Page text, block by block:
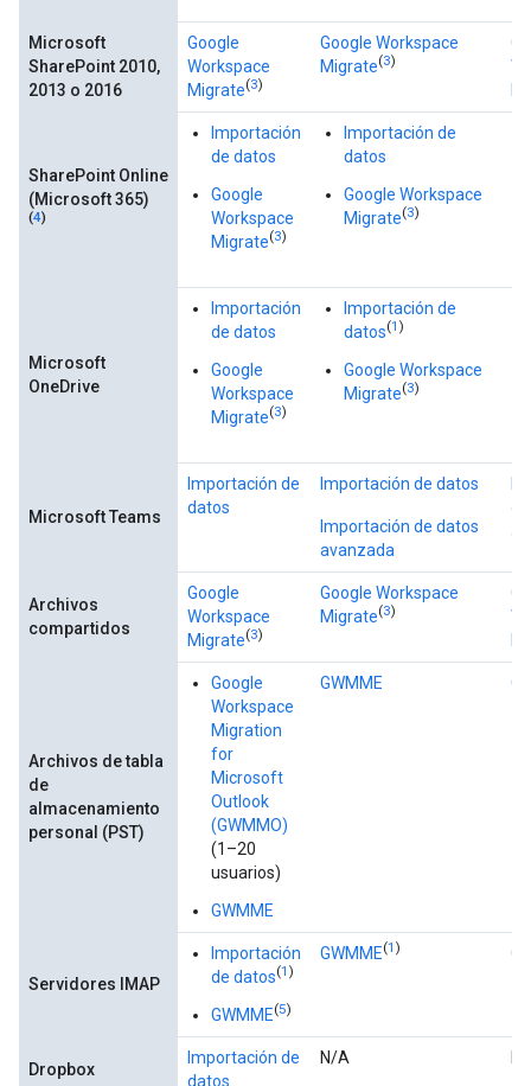
Microsoft
SharePoint 2010,
2013 o 2016
Google
Workspace
Migrate(3)
Google Workspace
Migrate(3)
SharePoint Online
(Microsoft 365)
(4)
Importación
de datos
Google
Workspace
Migrate(3)
Importación de
datos
Google Workspace
Migrate(3)
Microsoft
OneDrive
Importación
de datos
Google
Workspace
Migrate(3)
Importación de
datos(1 )
Google Workspace
Migrate(3)
Microsoft Teams
Importación de
datos
Importación de datos
Importación de datos
avanzada
Archivos
compartidos
Google
Workspace
Migrate(3)
Google Workspace
Migrate(3)
Archivos de tabla
de
almacenamiento
personal (PST)
Google
Workspace
Migration
for
Microsoft
Outlook
(GWMMO)
(1–20
usuarios)
GWMME
GWMME
Servidores IMAP
Importación
de datos(1 )
GWMME(5)
GWMME(1 )
Dropbox
Importación de
datos
N/A